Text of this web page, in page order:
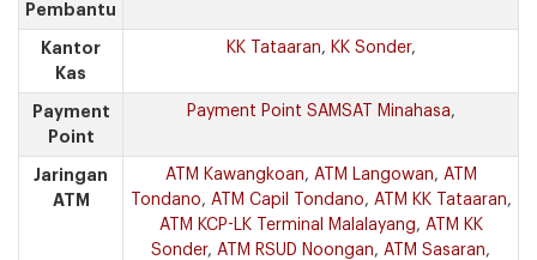
Pembantu
Kantor
Kas
KK Tataaran, KK Sonder,
Payment
Point
Payment Point SAMSAT Minahasa,
Jaringan
ATM
ATM Kawangkoan, ATM Langowan, ATM
Tondano, ATM Capil Tondano, ATM KK Tataaran,
ATM KCP-LK Terminal Malalayang, ATM KK
Sonder, ATM RSUD Noongan, ATM Sasaran,